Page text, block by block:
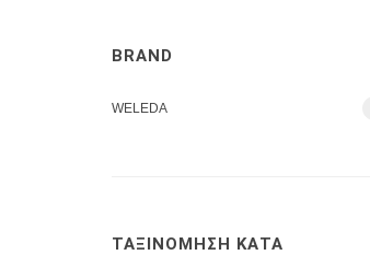
BRAND
WELEDA
ΤΑΞΙΝΟΜΗΣΗ ΚΑΤΑ